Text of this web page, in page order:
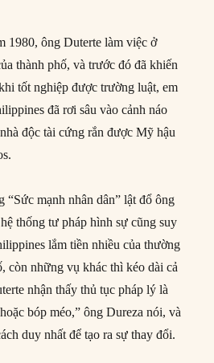
1980, ông Duterte làm việc ở
thành phố, và trước đó đã khiến
tốt nghiệp được trường luật, em
đã rơi sâu vào cảnh náo
độc tài cứng rắn được Mỹ hậu
“Sức mạnh nhân dân” lật đổ ông
thống tư pháp hình sự cũng suy
lắm tiền nhiều của thường
còn những vụ khác thì kéo dài cả
nhận thấy thủ tục pháp lý là
bóp méo,” ông Dureza nói, và
duy nhất để tạo ra sự thay đổi.